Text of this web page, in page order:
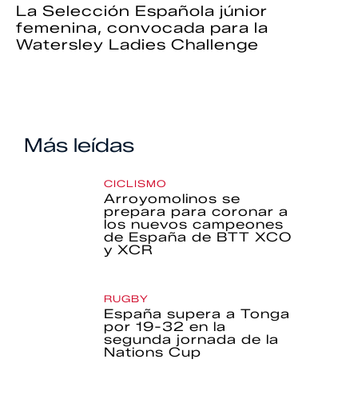
La Selección Española júnior
femenina, convocada para la
Watersley Ladies Challenge
Más leídas
CICLISMO
Arroyomolinos se
prepara para coronar a
los nuevos campeones
de España de BTT XCO
y XCR
RUGBY
España supera a Tonga
por 19-32 en la
segunda jornada de la
Nations Cup